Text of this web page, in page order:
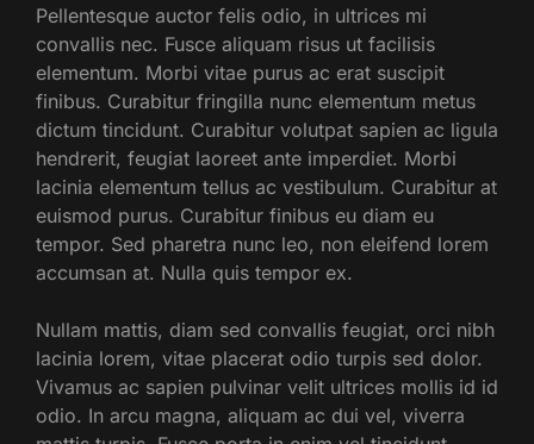
Pellentesque auctor felis odio, in ultrices mi
convallis nec. Fusce aliquam risus ut facilisis
elementum. Morbi vitae purus ac erat suscipit
finibus. Curabitur fringilla nunc elementum metus
dictum tincidunt. Curabitur volutpat sapien ac ligula
hendrerit, feugiat laoreet ante imperdiet. Morbi
lacinia elementum tellus ac vestibulum. Curabitur at
euismod purus. Curabitur finibus eu diam eu
tempor. Sed pharetra nunc leo, non eleifend lorem
accumsan at. Nulla quis tempor ex.
Nullam mattis, diam sed convallis feugiat, orci nibh
lacinia lorem, vitae placerat odio turpis sed dolor.
Vivamus ac sapien pulvinar velit ultrices mollis id id
odio. In arcu magna, aliquam ac dui vel, viverra